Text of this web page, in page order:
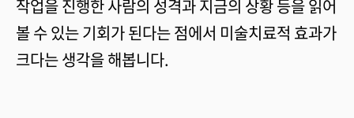
작업을 진행한 사람의 성격과 지금의 상황 등을 읽어
볼 수 있는 기회가 된다는 점에서 미술치료적 효과가
크다는 생각을 해봅니다.